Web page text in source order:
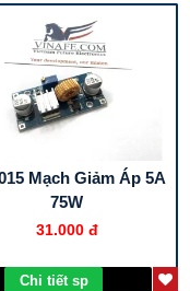
Mạch Giảm Áp 5A
75W
31.000 đ
Chi tiết sp